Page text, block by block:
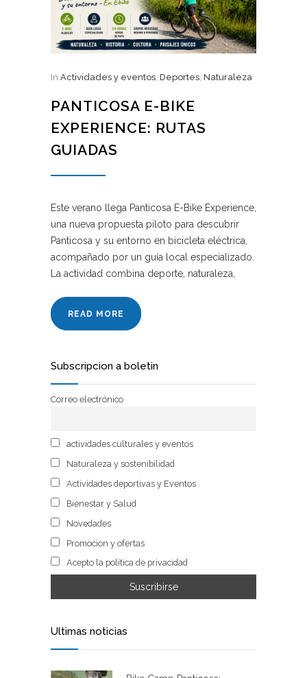
In Actividades y eventos, Deportes, Naturaleza
PANTICOSA E-BIKE
EXPERIENCE: RUTAS
GUIADAS
Este verano llega Panticosa E-Bike Experience,
una nueva propuesta piloto para descubrir
Panticosa y su entorno en bicicleta eléctrica,
acompañado por un guía local especializado.
La actividad combina deporte, naturaleza,
READ MORE
Subscripcion a boletin
Correo electrónico
actividades culturales y eventos
Naturaleza y sostenibilidad
Actividades deportivas y Eventos
Bienestar y Salud
Novedades
Promocion y ofertas
Acepto la política de privacidad
Ultimas noticias